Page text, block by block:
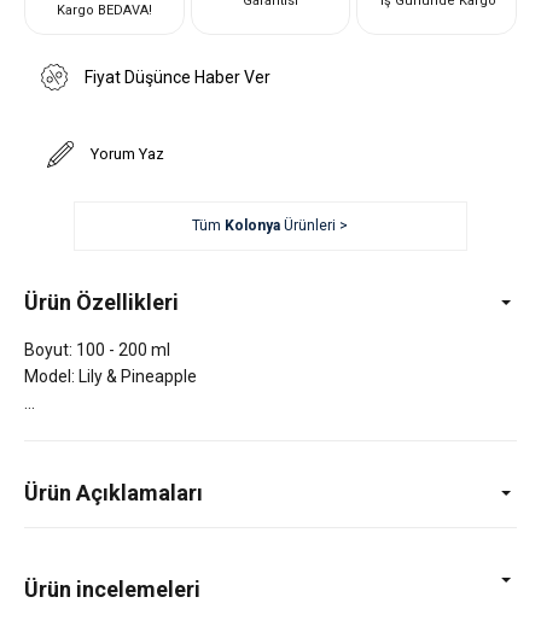
Kargo BEDAVA!
Fiyat Düşünce Haber Ver
Yorum Yaz
Tüm Kolonya Ürünleri >
Ürün Özellikleri
Boyut: 100 - 200 ml
Model: Lily & Pineapple
Ürün Açıklamaları